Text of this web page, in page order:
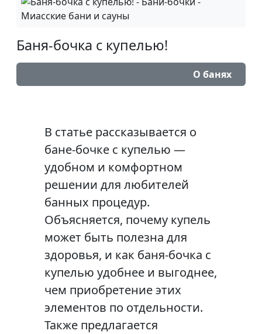
Баня-бочка с купелью!
О банях
В статье рассказывается о
бане-бочке с купелью —
удобном и комфортном
решении для любителей
банных процедур.
Объясняется, почему купель
может быть полезна для
здоровья, и как баня-бочка с
купелью удобнее и выгоднее,
чем приобретение этих
элементов по отдельности.
Также предлагается